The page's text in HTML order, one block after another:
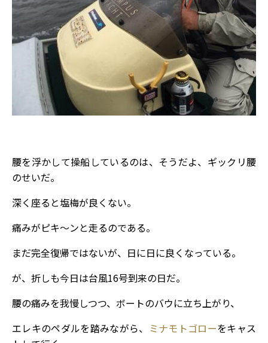
腰を浮かして操船しているのは、そうだよ、ギックリ腰
のせいだ。
深く座ると塩梅が良くない。
痛みがピキ～ンと走るのである。
まだ完全復帰ではないが、日に日に良くなっている。
が、折しも今日は台風16号到来の日だ。
腰の痛みを我慢しつつ、ボートのバウに立ち上がり、
エレキのペダルを踏みながら、 ミナモトゴローをキャス